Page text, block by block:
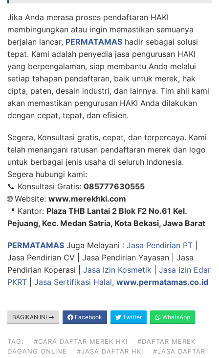
Jika Anda merasa proses pendaftaran HAKI
membingungkan atau ingin memastikan semuanya
berjalan lancar, PERMATAMAS hadir sebagai solusi
tepat. Kami adalah penyedia jasa pengurusan HAKI
yang berpengalaman, siap membantu Anda melalui
setiap tahapan pendaftaran, baik untuk merek, hak
cipta, paten, desain industri, dan lainnya. Tim ahli kami
akan memastikan pengurusan HAKI Anda dilakukan
dengan cepat, tepat, dan efisien.
Segera, Konsultasi gratis, cepat, dan terpercaya. Kami
telah menangani ratusan pendaftaran merek dan logo
untuk berbagai jenis usaha di seluruh Indonesia.
Segera hubungi kami:
📞 Konsultasi Gratis: 085777630555
🌐 Website: www.merekhki.com
📍 Kantor: Plaza THB Lantai 2 Blok F2 No.61 Kel.
Pejuang, Kec. Medan Satria, Kota Bekasi, Jawa Barat
PERMATAMAS Juga Melayani : Jasa Pendirian PT
Jasa Pendirian CV | Jasa Pendirian Yayasan | Jasa
Pendirian Koperasi | Jasa Izin Kosmetik
Jasa Izin Edar
PKRT
Jasa Sertifikasi Halal, www.permatamas.co.id
BAGIKAN INI Facebook Twitter WhatsApp
TAG: #CARA DAFTAR MEREK HKI
#DAFTAR MEREK
DAGANG ONLINE
#JASA DAFTAR HKI
#JASA DAFTAR